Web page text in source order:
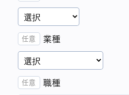
業種
職種